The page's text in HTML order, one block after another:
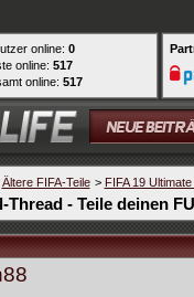
online: 0
online: 517
online: 517
Ältere FIFA-Teile > FIFA 19
Thread - Teile deinen